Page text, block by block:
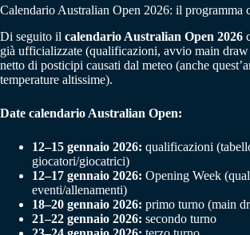
Calendario Australian Open 2026: il programma
Di seguito il calendario Australian Open 2026
già ufficializzate (qualificazioni, avvio main
netto di posticipi causati dal meteo (anche
temperature altissime).
Date calendario Australian Open:
12–15 gennaio 2026: qualificazioni
giocatori/giocatrici)
12–17 gennaio 2026: Opening Week
eventi/allenamenti)
18–20 gennaio 2026: primo turno (main
21–22 gennaio 2026: secondo turno